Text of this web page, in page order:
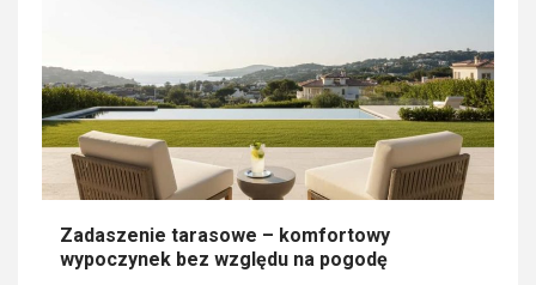
Zadaszenie tarasowe – komfortowy
wypoczynek bez względu na pogodę